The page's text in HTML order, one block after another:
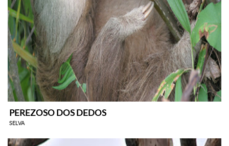
PEREZOSO DOS DEDOS
SELVA